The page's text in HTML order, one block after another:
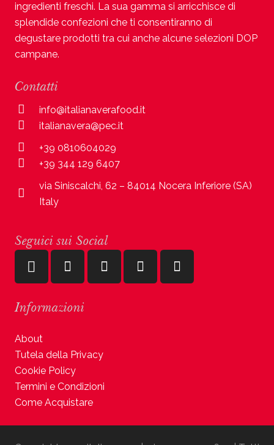
ingredienti freschi. La sua gamma si arricchisce di
splendide confezioni che ti consentiranno di
degustare prodotti tra cui anche alcune selezioni DOP
campane.
Contatti
info@italianaverafood.it
italianavera@pec.it
+39 0810604029
+39 344 129 6407
via Siniscalchi, 62 – 84014 Nocera Inferiore (SA)
Italy
Seguici sui Social
Informazioni
About
Tutela della Privacy
Cookie Policy
Termini e Condizioni
Come Acquistare